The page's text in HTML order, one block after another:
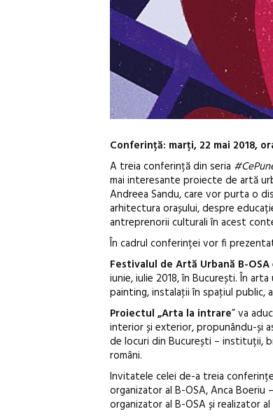
Conferință: marți, 22 mai 2018,
A treia conferință din seria
mai interesante proiecte de artă
Andreea Sandu, care vor purta o
arhitectura orașului, despre
antreprenorii culturali în acest
În cadrul conferinței vor fi
Festivalul de Artă Urbană B-OSA
iunie, iulie 2018, în București. În
painting, instalaţii în spaţiul public,
Proiectul „Arta la intrare” va
interior și exterior, propunându-și
de locuri din București – instituții,
români.
Invitatele celei de-a treia
organizator al B-OSA, Anca
organizator al B-OSA și realizator